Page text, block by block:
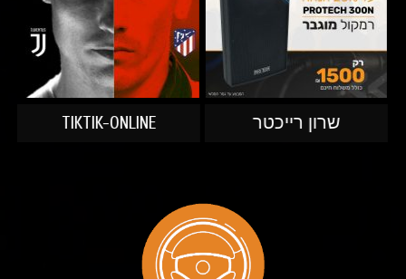
שרון רייכטר TIKTIK-ONLINE